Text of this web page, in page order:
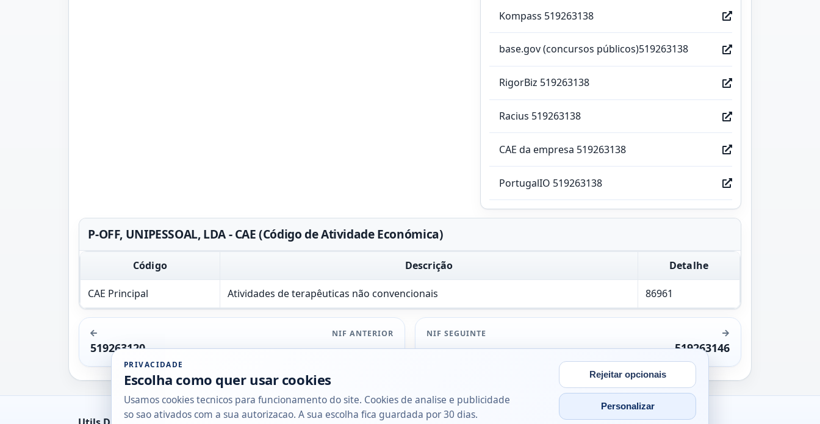
Kompass 519263138
base.gov (concursos públicos)519263138
RigorBiz 519263138
Racius 519263138
CAE da empresa 519263138
PortugalIO 519263138
P-OFF, UNIPESSOAL, LDA - CAE (Código de Atividade Económica)
Código Descrição Detalhe
CAE Principal Atividades de terapêuticas não convencionais 86961
NIF ANTERIOR
519263120
NIF SEGUINTE
519263146
PRIVACIDADE
Escolha como quer usar cookies
Usamos cookies tecnicos para funcionamento do site. Cookies de analise e publicidade
so sao ativados com a sua autorizacao. A sua escolha fica guardada por 30 dias.
Rejeitar opcionais
Personalizar